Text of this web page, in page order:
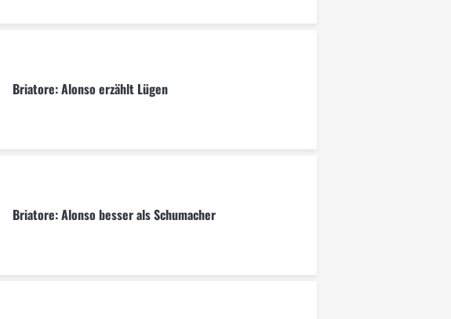
Briatore: Alonso erzählt Lügen
Briatore: Alonso besser als Schumacher